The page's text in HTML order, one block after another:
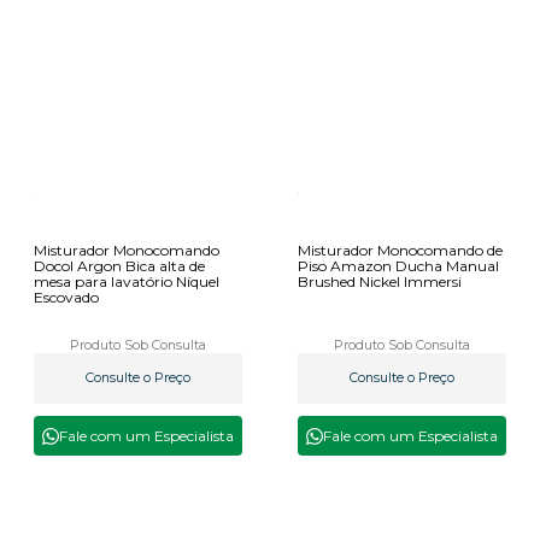
Misturador Monocomando
Docol Argon Bica alta de
mesa para lavatório Níquel
Escovado
Produto Sob Consulta
Consulte o Preço
Fale com um Especialista
Misturador Monocomando de
Piso Amazon Ducha Manual
Brushed Nickel Immersi
Produto Sob Consulta
Consulte o Preço
Fale com um Especialista